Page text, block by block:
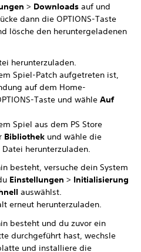
> Downloads auf und
dann die OPTIONS-Taste
lösche den heruntergeladenen
herunterzuladen.
Spiel-Patch aufgetreten ist,
auf dem Home-
Taste und wähle Auf
Spiel aus dem PS Store
Bibliothek und wähle die
herunterzuladen.
besteht, versuche dein System
Einstellungen > Initialisierung
auswählst.
erneut herunterzuladen.
besteht und du zuvor ein
durchgeführt hast, wechsle
und installiere die